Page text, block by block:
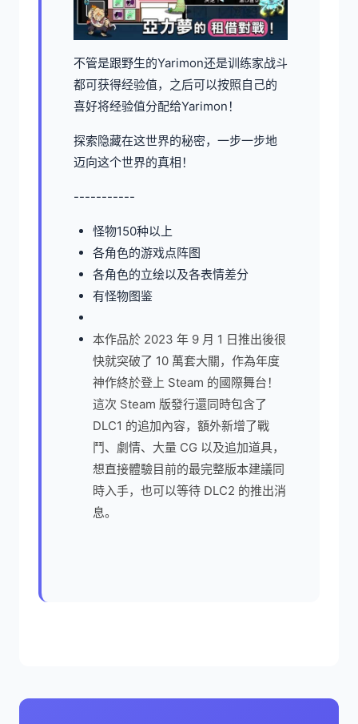
不管是跟野生的Yarimon还是训练家战斗
都可获得经验值，之后可以按照自己的
喜好将经验值分配给Yarimon！
探索隐藏在这世界的秘密，一步一步地
迈向这个世界的真相！
-----------
怪物150种以上
各角色的游戏点阵图
各角色的立绘以及各表情差分
有怪物图鉴
本作品於 2023 年 9 月 1 日推出後很
快就突破了 10 萬套大關，作為年度
神作終於登上 Steam 的國際舞台！
這次 Steam 版發行還同時包含了
DLC1 的追加內容，額外新增了戰
鬥、劇情、大量 CG 以及追加道具，
想直接體驗目前的最完整版本建議同
時入手，也可以等待 DLC2 的推出消
息。